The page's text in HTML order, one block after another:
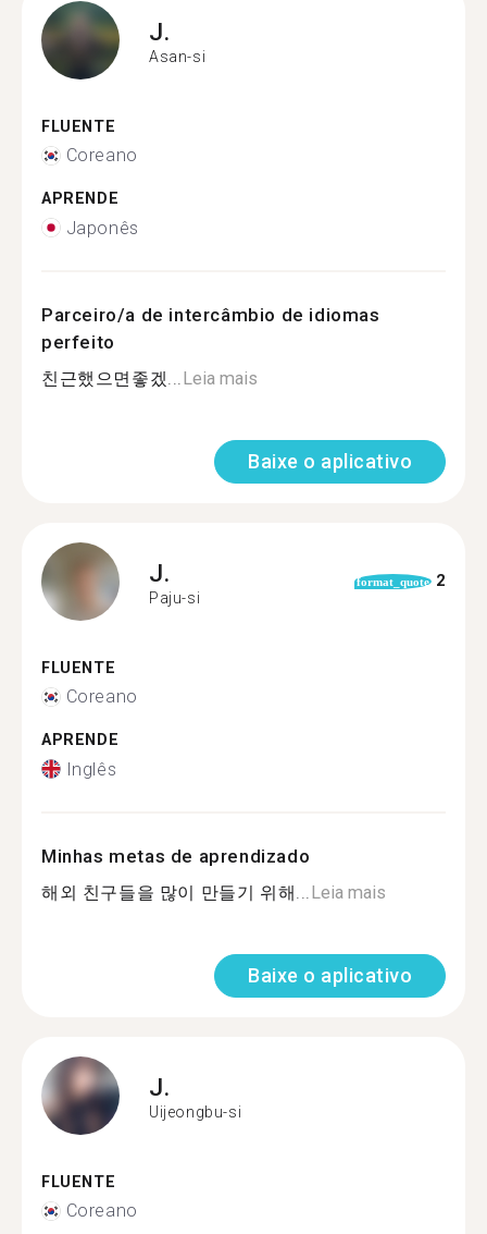
J.
Asan-si
FLUENTE
Coreano
APRENDE
Japonês
Parceiro/a de intercâmbio de idiomas
perfeito
친근했으면좋겠... Leia mais
Baixe o aplicativo
J.
Paju-si
format_quote 2
FLUENTE
Coreano
APRENDE
Inglês
Minhas metas de aprendizado
해외 친구들을 많이 만들기 위해... Leia mais
Baixe o aplicativo
J.
Uijeongbu-si
FLUENTE
Coreano